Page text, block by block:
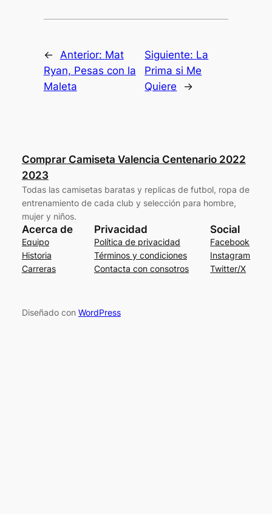
← Anterior: Mat
Ryan, Pesas con la
Maleta
Siguiente: La
Prima si Me
Quiere
→
Comprar Camiseta Valencia Centenario 2022
2023
Todas las camisetas baratas y replicas de futbol, ropa de
entrenamiento de cada club y selección para hombre,
mujer y niños.
Acerca de
Equipo
Historia
Carreras
Privacidad
Política de privacidad
Términos y condiciones
Contacta con consotros
Social
Facebook
Instagram
Twitter/X
Diseñado con WordPress